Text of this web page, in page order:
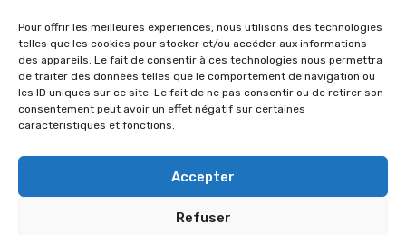
Pour offrir les meilleures expériences, nous utilisons des technologies
telles que les cookies pour stocker et/ou accéder aux informations
des appareils. Le fait de consentir à ces technologies nous permettra
de traiter des données telles que le comportement de navigation ou
les ID uniques sur ce site. Le fait de ne pas consentir ou de retirer son
consentement peut avoir un effet négatif sur certaines
caractéristiques et fonctions.
Accepter
Refuser